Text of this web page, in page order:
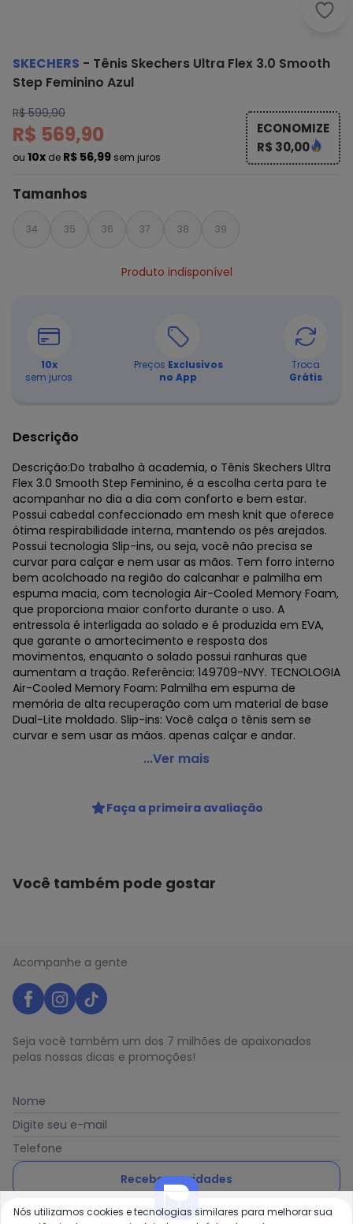
SKECHERS - Tênis Skechers Ultra Flex 3.0 Smooth
Step Feminino Azul
R$ 599,90
R$ 569,90
ou 10x de R$ 56,99 sem juros
ECONOMIZE
R$ 30,00
Tamanhos
34 35 36 37 38 39
Produto indisponível
10x
sem juros
Preços Exclusivos
no App
Troca
Grátis
Descrição
Descrição:Do trabalho à academia, o Tênis Skechers Ultra
Flex 3.0 Smooth Step Feminino, é a escolha certa para te
acompanhar no dia a dia com conforto e bem estar.
Possui cabedal confeccionado em mesh knit que oferece
ótima respirabilidade interna, mantendo os pés arejados.
Possui tecnologia Slip-ins, ou seja, você não precisa se
curvar para calçar e nem usar as mãos. Tem forro interno
bem acolchoado na região do calcanhar e palmilha em
espuma macia, com tecnologia Air-Cooled Memory Foam,
que proporciona maior conforto durante o uso. A
entressola é interligada ao solado e é produzida em EVA,
que garante o amortecimento e resposta dos
movimentos, enquanto o solado possui ranhuras que
aumentam a tração. Referência: 149709-NVY. TECNOLOGIA
Air-Cooled Memory Foam: Palmilha em espuma de
memória de alta recuperação com um material de base
Dual-Lite moldado. Slip-ins: Você calça o tênis sem se
curvar e sem usar as mãos. apenas calçar e andar.
Skechers - Tênis Skechers Ultra Flex 3.0 Smooth Step
Código do produto: 22777365
...Ver mais
Faça a primeira avaliação
Você também pode gostar
Acompanhe a gente
Seja você também um dos 7 milhões de apaixonados
pelas nossas dicas e promoções!
Nome
Digite seu e-mail
Telefone
Receber novidades
Ao enviar o cadastro, você concorda com a nossa Política
Nós utilizamos cookies e tecnologias similares para melhorar sua